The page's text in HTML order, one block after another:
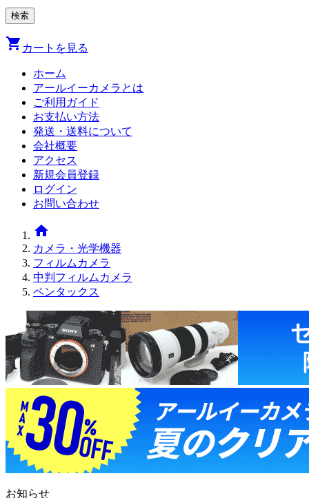
shopping_cart カートを見る
ホーム
アールイーカメラとは
ご利用ガイド
お支払い方法
発送・送料について
会社概要
アクセス
新規会員登録
ログイン
お問い合わせ
home
カメラ・光学機器
フィルムカメラ
中判フィルムカメラ
ペンタックス
お知らせ